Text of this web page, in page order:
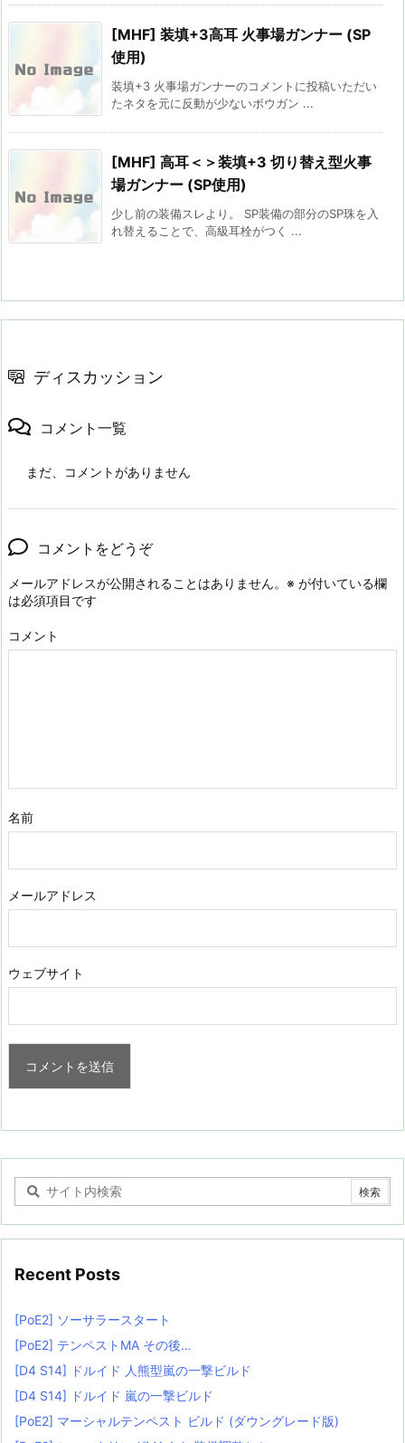
[MHF] 装填+3高耳 火事場ガンナー (SP
使用)
装填+3 火事場ガンナーのコメントに投稿いただい
たネタを元に反動が少ないボウガン ...
[MHF] 高耳＜＞装填+3 切り替え型火事
場ガンナー (SP使用)
少し前の装備スレより。 SP装備の部分のSP珠を入
れ替えることで、高級耳栓がつく ...
ディスカッション
コメント一覧
まだ、コメントがありません
コメントをどうぞ
メールアドレスが公開されることはありません。 ※ が付いている欄
は必須項目です
コメント
名前
メールアドレス
ウェブサイト
Recent Posts
[PoE2] ソーサラースタート
[PoE2] テンペストMA その後…
[D4 S14] ドルイド 人熊型嵐の一撃ビルド
[D4 S14] ドルイド 嵐の一撃ビルド
[PoE2] マーシャルテンペスト ビルド (ダウングレード版)